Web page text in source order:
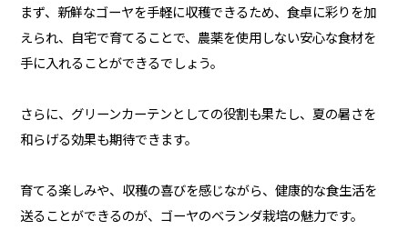
まず、新鮮なゴーヤを手軽に収穫できるため、食卓に彩りを加
えられ、自宅で育てることで、農薬を使用しない安心な食材を
手に入れることができるでしょう。
さらに、グリーンカーテンとしての役割も果たし、夏の暑さを
和らげる効果も期待できます。
育てる楽しみや、収穫の喜びを感じながら、健康的な食生活を
送ることができるのが、ゴーヤのベランダ栽培の魅力です。